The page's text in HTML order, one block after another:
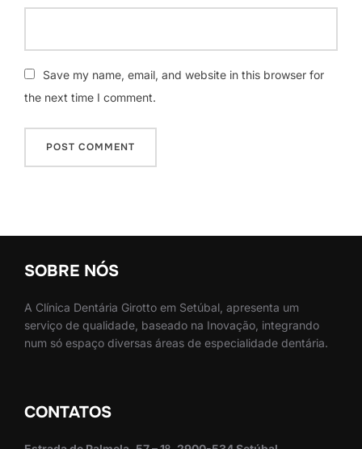
Save my name, email, and website in this browser for
the next time I comment.
SOBRE NÓS
A Clínica Dentária Girotto em Setúbal, apresenta um
serviço de qualidade, baseado na Inovação, integrando
num só espaço diversas áreas de especialidade dentária.
CONTATOS